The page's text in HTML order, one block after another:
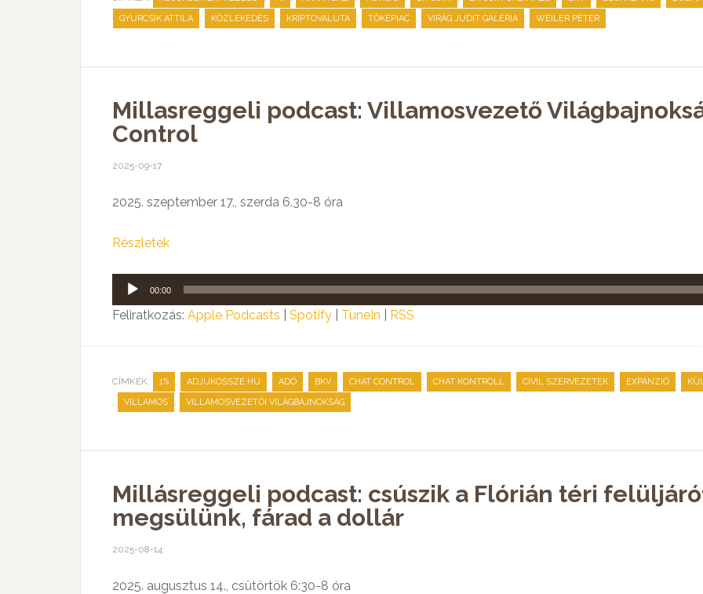
GYURCSIK ATTILA , KÖZLEKEDÉS , KRIPTOVALUTA , TŐKEPIAC , VIRÁG JUDIT GALÉRIA , WEILER PÉTER
Millasreggeli podcast: Villamosvezető
Control
2025-09-17
2025. szeptember 17., szerda 6.30-8 óra
Részletek
Audió
lejátszó
00:00
Feliratkozás: Apple Podcasts Spotify TuneIn RSS
CÍMKÉK: 1% , ADJUKOSSZE.HU , ADÓ , BKV , CHAT CONTROL , CHAT KONTROLL , CIVIL SZERVEZETEK , EXPANZIÓ ,
, VILLAMOS , VILLAMOSVEZETŐI VILÁGBAJNOKSÁG
Millásreggeli podcast: csúszik a Flórián téri
megsülünk, fárad a dollár
2025-08-14
2025. augusztus 14., csütörtök 6:30-8 óra